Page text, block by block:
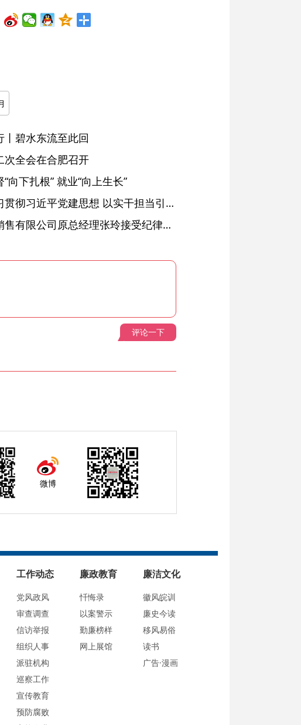
丨碧水东流至此回
次全会在合肥召开
向下扎根” 就业“向上生长”
铜陵：深入学习贯彻习近平党建思想 以实干担当引领纪检监察工作高质量发展
安徽省天然气销售有限公司原总经理张玲接受纪律审查和监察调查
评论一下
微博
工作动态
党风政风
审查调查
信访举报
组织人事
派驻机构
巡察工作
宣传教育
预防腐败
廉政教育
忏悔录
以案警示
勤廉榜样
网上展馆
廉洁文化
徽风皖训
廉史今读
移风易俗
读书
广告·漫画